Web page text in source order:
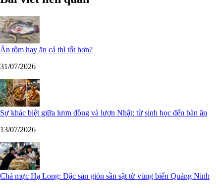
Ăn tôm hay ăn cá thì tốt hơn?
31/07/2026
Sự khác biệt giữa lươn đồng và lươn Nhật: từ sinh học đến bàn ăn
13/07/2026
Chả mực Hạ Long: Đặc sản giòn sần sật từ vùng biển Quảng Ninh